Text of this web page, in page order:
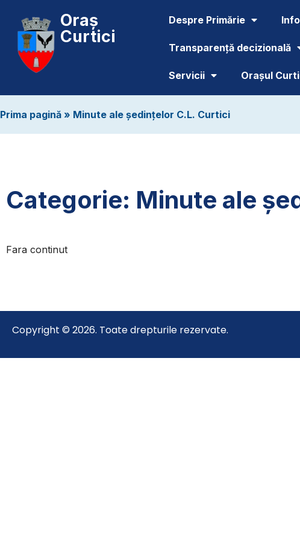
Oraș
Curtici
Despre Primărie
Transparență decizională
Servicii Orașul
Prima pagină » Minute ale ședințelor C.L. Curtici
Categorie: Minute ale
Fara continut
Copyright © 2026. Toate drepturile rezervate.